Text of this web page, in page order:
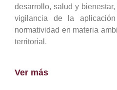
desarrollo, salud y
vigilancia de la
normatividad en materia
territorial.
Ver más